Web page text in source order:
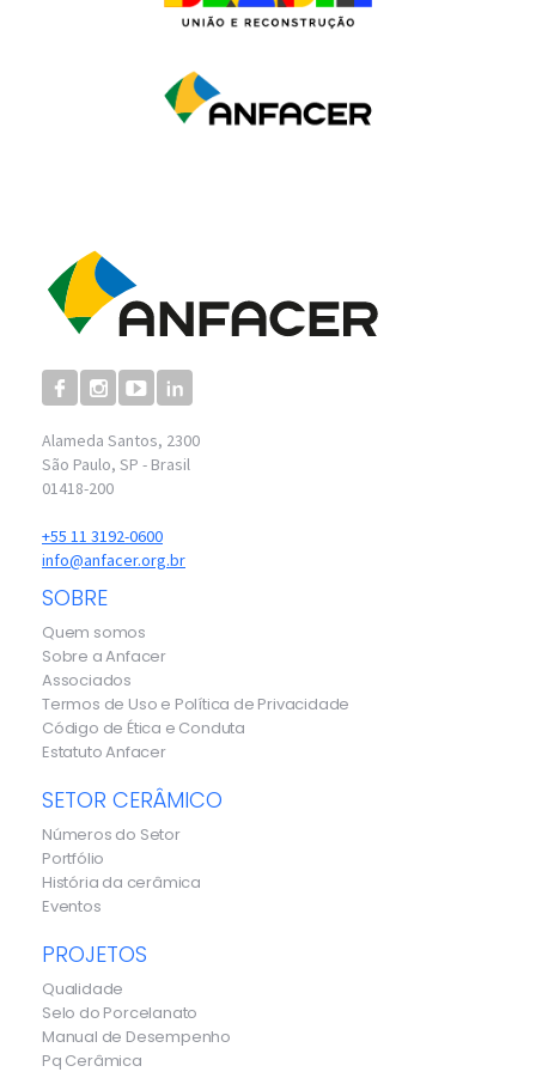
setores estratégicos para o desenvolvimento da
Alameda Santos, 2300
São Paulo, SP - Brasil
01418-200
+55 11 3192-0600
info@anfacer.org.br
SOBRE
Quem somos
Sobre a Anfacer
Associados
Termos de Uso e Política de Privacidade
Código de Ética e Conduta
Estatuto Anfacer
SETOR CERÂMICO
Números do Setor
Portfólio
História da cerâmica
Eventos
PROJETOS
Qualidade
Selo do Porcelanato
Manual de Desempenho
Pq Cerâmica